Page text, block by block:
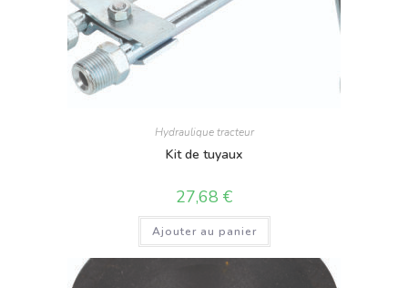
Hydraulique tracteur
Kit de tuyaux
27,68 €
Ajouter au panier